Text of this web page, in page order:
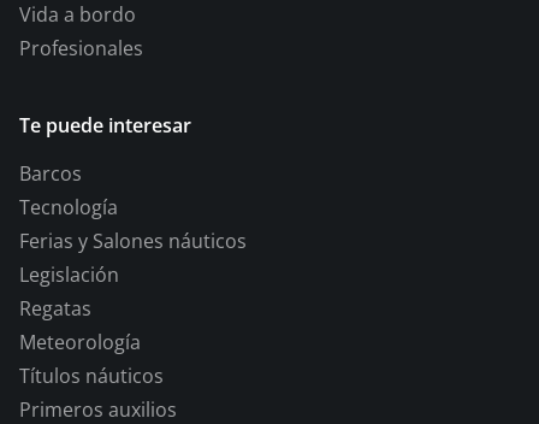
Vida a bordo
Profesionales
Te puede interesar
Barcos
Tecnología
Ferias y Salones náuticos
Legislación
Regatas
Meteorología
Títulos náuticos
Primeros auxilios